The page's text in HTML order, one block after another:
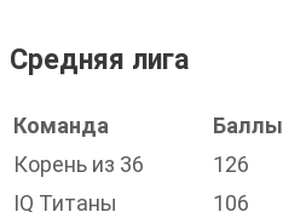
Средняя лига
Команда Баллы
Корень из 36
126
IQ Титаны
106